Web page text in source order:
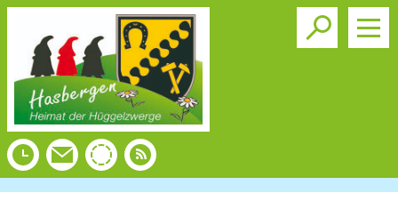
Toggle